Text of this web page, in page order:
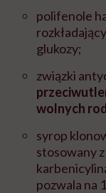
polifenole
glukozy;
związki
wolnych
syrop
stosowany
pozwala na